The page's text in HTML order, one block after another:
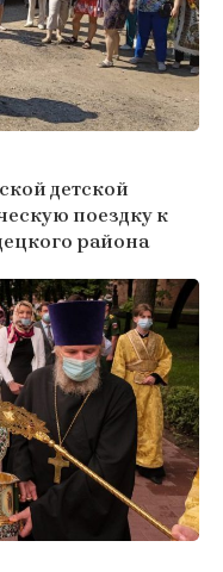
детской
поездку к
района